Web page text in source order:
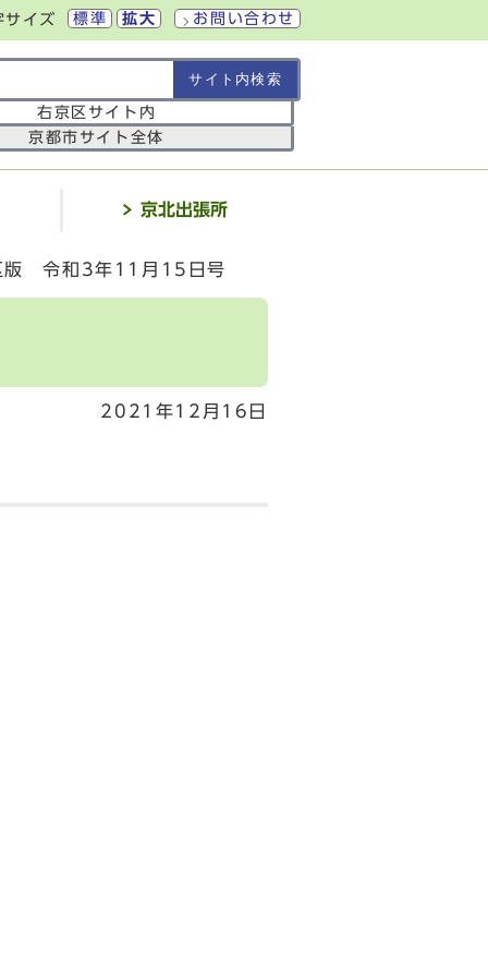
サイズ 標準 拡大 お問い合わせ
囲 右京区サイト内
京都市サイト全体
京北出張所
版 令和3年11月15日号
2021年12月16日